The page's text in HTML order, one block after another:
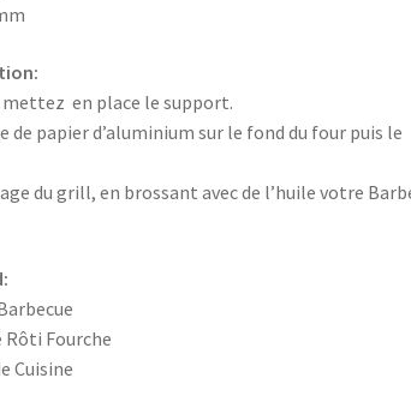
en place le support.
de papier d’aluminium sur le fond du four puis le
du grill, en brossant avec de l’huile votre
Rôti Fourche
Cuisine